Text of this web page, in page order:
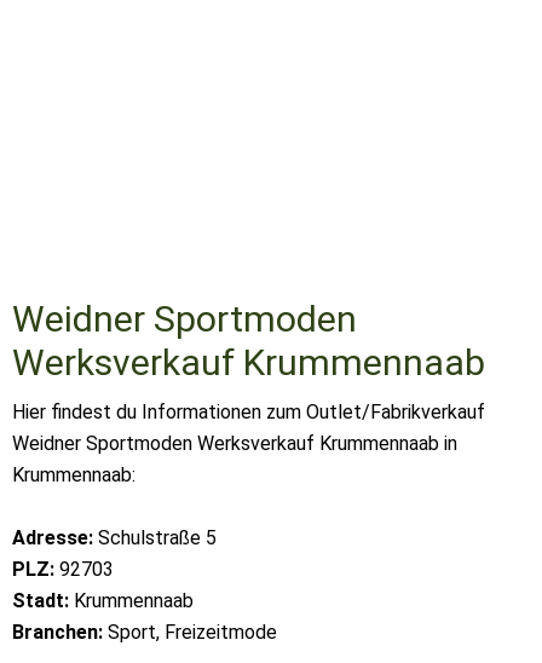
Weidner Sportmoden
Werksverkauf Krummennaab
Hier findest du Informationen zum Outlet/Fabrikverkauf
Weidner Sportmoden Werksverkauf Krummennaab in
Krummennaab:
Adresse: Schulstraße 5
PLZ: 92703
Stadt: Krummennaab
Branchen: Sport, Freizeitmode